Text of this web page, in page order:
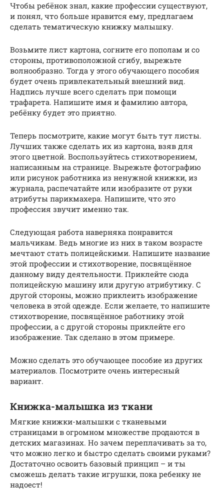
Чтобы ребёнок знал, какие профессии существуют,
и понял, что больше нравится ему, предлагаем
сделать тематическую книжку малышку.
Возьмите лист картона, согните его пополам и со
стороны, противоположной сгибу, вырежьте
волнообразно. Тогда у этого обучающего пособия
будет очень привлекательный внешний вид.
Надпись лучше всего сделать при помощи
трафарета. Напишите имя и фамилию автора,
ребёнку будет это приятно.
Теперь посмотрите, какие могут быть тут листы.
Лучших также сделать их из картона, взяв для
этого цветной. Воспользуйтесь стихотворением,
написанным на странице. Вырежьте фотографию
или рисунок работника из ненужной книжки, из
журнала, распечатайте или изобразите от руки
атрибуты парикмахера. Напишите, что это
профессия звучит именно так.
Следующая работа наверняка понравится
мальчикам. Ведь многие из них в таком возрасте
мечтают стать полицейскими. Напишите название
этой профессии и стихотворение, посвящённое
данному виду деятельности. Приклейте сюда
полицейскую машину или другую атрибутику. С
другой стороны, можно приклеить изображение
человека в этой одежде. Если желаете, то напишите
стихотворение, посвящённое работнику этой
профессии, а с другой стороны приклейте его
изображение. Так сделано в этом примере.
Можно сделать это обучающее пособие из других
материалов. Посмотрите очень интересный
вариант.
Книжка-малышка из ткани
Мягкие книжки-малышки с тканевыми
страницами в огромном множестве продаются в
детских магазинах. Но зачем переплачивать за то,
что можно легко и быстро сделать своими руками?
Достаточно освоить базовый принцип – и ты
сможешь делать такие игрушки, пока ребенку не
надоест!